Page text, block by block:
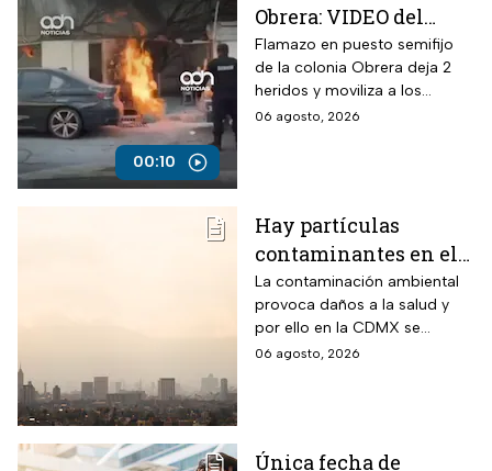
00:10
Obrera: VIDEO del
siniestro en puesto
semifijo que dejó
heridos
Flamazo en puesto semifijo
de la colonia Obrera deja 2
heridos y moviliza a los
servicios de emergencia en
06 agosto, 2026
Hay partículas
contaminantes en el
ambiente; así está la
calidad del aire hoy
en CDMX
La contaminación ambiental
provoca daños a la salud y
por ello en la CDMX se
monitorea la calidad del aire
06 agosto, 2026
Única fecha de